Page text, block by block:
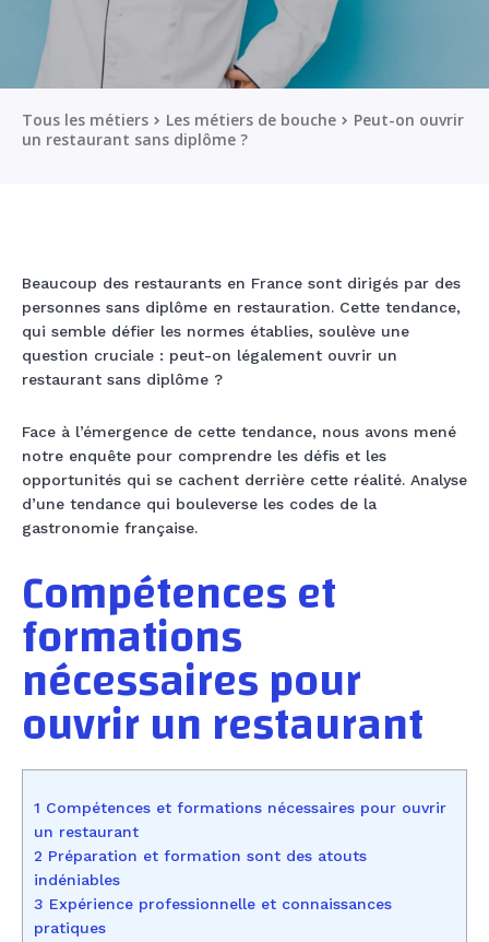
Tous les métiers Les métiers de bouche
Peut-on ouvrir
un restaurant sans diplôme ?
Beaucoup des restaurants en France sont dirigés par des
personnes sans diplôme en restauration. Cette tendance,
qui semble défier les normes établies, soulève une
question cruciale : peut-on légalement ouvrir un
restaurant sans diplôme ?
Face à l’émergence de cette tendance, nous avons mené
notre enquête pour comprendre les défis et les
opportunités qui se cachent derrière cette réalité. Analyse
d’une tendance qui bouleverse les codes de la
gastronomie française.
Compétences et
formations
nécessaires pour
ouvrir un restaurant
1 Compétences et formations nécessaires pour ouvrir
un restaurant
2 Préparation et formation sont des atouts
indéniables
3 Expérience professionnelle et connaissances
pratiques